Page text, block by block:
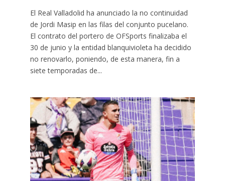
El Real Valladolid ha anunciado la no continuidad
de Jordi Masip en las filas del conjunto pucelano.
El contrato del portero de OFSports finalizaba el
30 de junio y la entidad blanquivioleta ha decidido
no renovarlo, poniendo, de esta manera, fin a
siete temporadas de...